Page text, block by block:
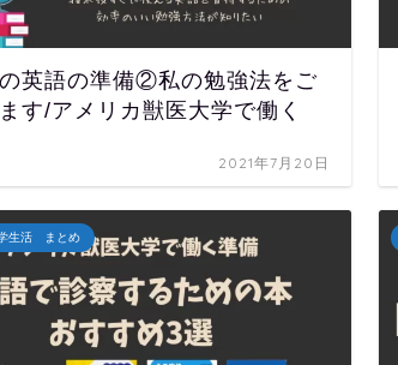
英語の準備②私の勉強法をご
す/アメリカ獣医大学で働く
2021年7月20日
生活 まとめ